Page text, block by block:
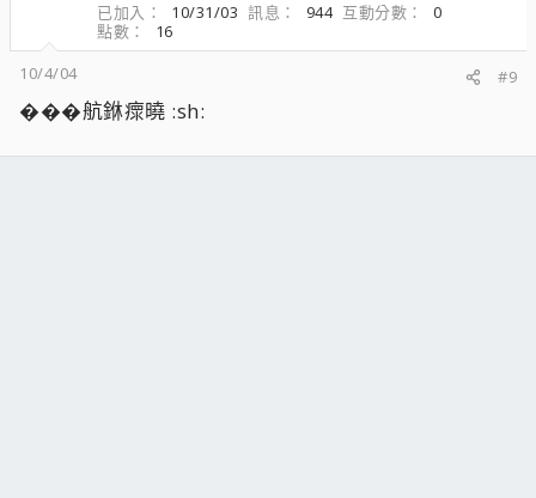
已加入
10/31/03 訊息 944 互動分數
0
點數
16
10/4/04
#9
���航銝瘝曉 :sh: